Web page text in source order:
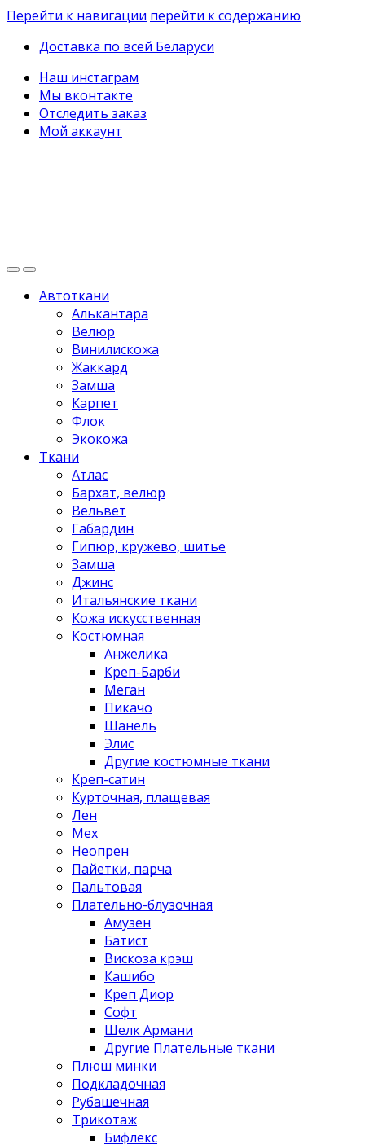
Перейти к навигации перейти к содержанию
Доставка по всей Беларуси
Наш инстаграм
Мы вконтакте
Отследить заказ
Мой аккаунт
Автоткани
Алькантара
Велюр
Винилискожа
Жаккард
Замша
Карпет
Флок
Экокожа
Ткани
Атлас
Бархат, велюр
Вельвет
Габардин
Гипюр, кружево, шитье
Замша
Джинс
Итальянские ткани
Кожа искусственная
Костюмная
Анжелика
Креп-Барби
Меган
Пикачо
Шанель
Элис
Другие костюмные ткани
Креп-сатин
Курточная, плащевая
Лен
Мех
Неопрен
Пайетки, парча
Пальтовая
Плательно-блузочная
Амузен
Батист
Вискоза крэш
Кашибо
Креп Диор
Софт
Шелк Армани
Другие Плательные ткани
Плюш минки
Подкладочная
Рубашечная
Трикотаж
Бифлекс